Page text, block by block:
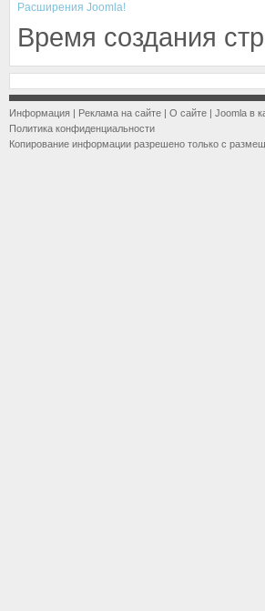
Расширения Joomla!
Время создания
Информация | Реклама на сайте | О сайте | Joomla в
Политика конфиденциальности
Копирование информации разрешено только с